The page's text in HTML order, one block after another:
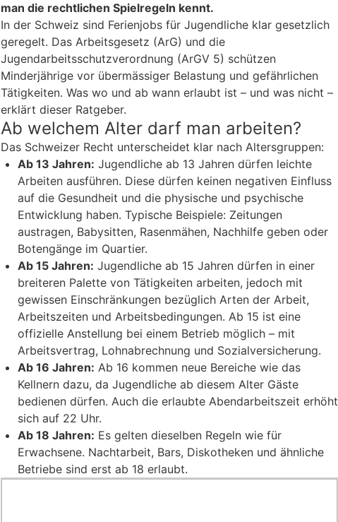
man die rechtlichen Spielregeln kennt.
In der Schweiz sind Ferienjobs für Jugendliche klar gesetzlich
geregelt. Das Arbeitsgesetz (ArG) und die
Jugendarbeitsschutzverordnung (ArGV 5) schützen
Minderjährige vor übermässiger Belastung und gefährlichen
Tätigkeiten. Was wo und ab wann erlaubt ist – und was nicht –
erklärt dieser Ratgeber.
Ab welchem Alter darf man arbeiten?
Das Schweizer Recht unterscheidet klar nach Altersgruppen:
Ab 13 Jahren: Jugendliche ab 13 Jahren dürfen leichte
Arbeiten ausführen. Diese dürfen keinen negativen Einfluss
auf die Gesundheit und die physische und psychische
Entwicklung haben. Typische Beispiele: Zeitungen
austragen, Babysitten, Rasenmähen, Nachhilfe geben oder
Botengänge im Quartier.
Ab 15 Jahren: Jugendliche ab 15 Jahren dürfen in einer
breiteren Palette von Tätigkeiten arbeiten, jedoch mit
gewissen Einschränkungen bezüglich Arten der Arbeit,
Arbeitszeiten und Arbeitsbedingungen. Ab 15 ist eine
offizielle Anstellung bei einem Betrieb möglich – mit
Arbeitsvertrag, Lohnabrechnung und Sozialversicherung.
Ab 16 Jahren: Ab 16 kommen neue Bereiche wie das
Kellnern dazu, da Jugendliche ab diesem Alter Gäste
bedienen dürfen. Auch die erlaubte Abendarbeitszeit erhöht
sich auf 22 Uhr.
Ab 18 Jahren: Es gelten dieselben Regeln wie für
Erwachsene. Nachtarbeit, Bars, Diskotheken und ähnliche
Betriebe sind erst ab 18 erlaubt.